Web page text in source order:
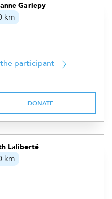
Gariepy
km
participant
DONATE
Laliberté
km